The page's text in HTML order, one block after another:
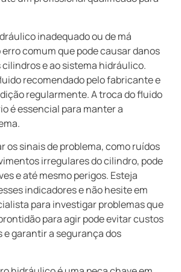
inadequado ou de má
comum que pode causar danos
e ao sistema hidráulico.
recomendado pelo fabricante e
regularmente. A troca do fluido
é essencial para manter a
os sinais de problema, como ruídos
irregulares do cilindro, pode
e até mesmo perigos. Esteja
indicadores e não hesite em
para investigar problemas que
para agir pode evitar custos
e garantir a segurança dos